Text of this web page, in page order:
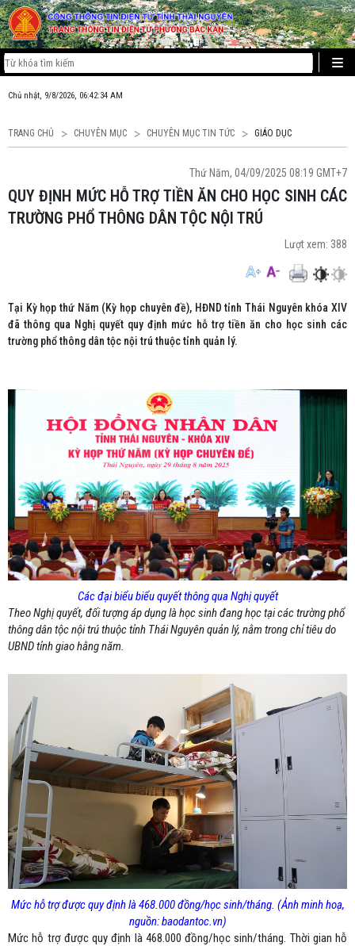
Chủ nhật, 9/8/2026, 06:42:34 AM
TRANG CHỦ CHUYÊN MỤC CHUYÊN MỤC TIN TỨC GIÁO DỤC
Thứ Năm, 04/09/2025 08:19 GMT+7
QUY ĐỊNH MỨC HỖ TRỢ TIỀN ĂN CHO HỌC SINH CÁC
TRƯỜNG PHỔ THÔNG DÂN TỘC NỘI TRÚ
Lượt xem: 388
Tại Kỳ họp thứ Năm (Kỳ họp chuyên đề), HĐND tỉnh Thái Nguyên khóa XIV
đã thông qua Nghị quyết quy định mức hỗ trợ tiền ăn cho học sinh các
trường phổ thông dân tộc nội trú thuộc tỉnh quản lý.
Các đại biểu biểu quyết thông qua Nghị quyết
Theo Nghị quyết, đối tượng áp dụng là học sinh đang học tại các trường phổ
thông dân tộc nội trú thuộc tỉnh Thái Nguyên quản lý, nằm trong chỉ tiêu do
UBND tỉnh giao hằng năm.
Mức hỗ trợ được quy định là 468.000 đồng/học sinh/tháng. (Ảnh minh hoạ,
nguồn: baodantoc.vn)
Mức hỗ trợ được quy định là 468.000 đồng/học sinh/tháng. Thời gian hỗ